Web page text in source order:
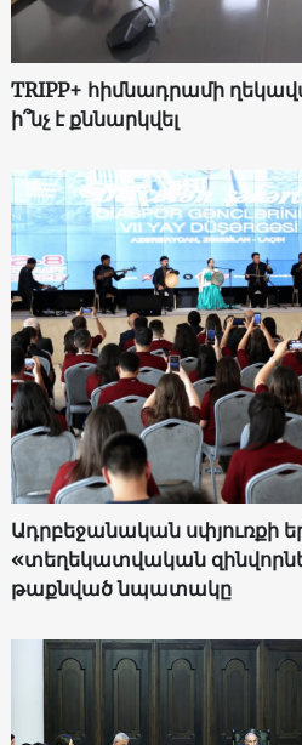
TRIPP+ հիմնադրամի
ի՞նչ է քննարկվել
Ադրբեջանական սփյուռքի
«տեղեկատվական
թաքնված նպատակը